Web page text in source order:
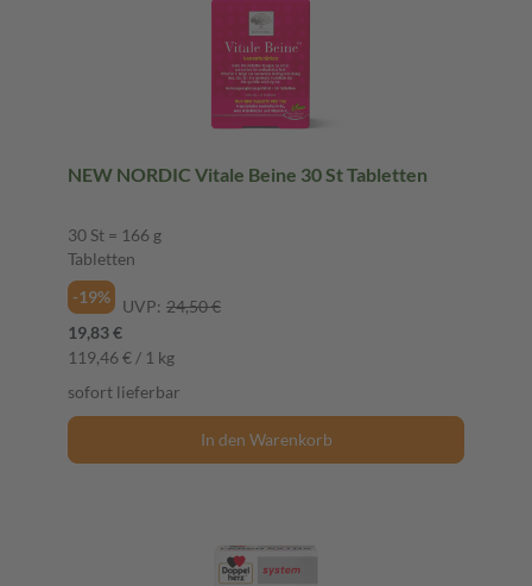
NEW NORDIC Vitale Beine 30 St Tabletten
30 St = 166 g
Tabletten
-19%
UVP: 24,50 €
19,83 €
119,46 € / 1 kg
sofort lieferbar
In den Warenkorb